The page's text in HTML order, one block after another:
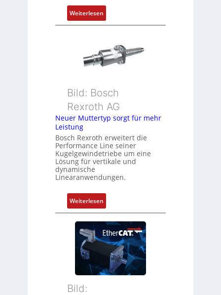
P
o
s
i
o
m
s
u
n
g
n
d
Z
u
s
t
a
s
Weiterlesen:
D
h
g
e
k
m
b
i
i
r
t
P
o
s
i
Bild: Bosch
Rexroth AG
Neuer Muttertyp sorgt für mehr
Leistung
Bosch Rexroth erweitert die
Performance Line seiner
Kugelgewindetriebe um eine
Lösung für vertikale und
dynamische
Linearanwendungen.
Weiterlesen:
N
e
u
e
u
Bild: